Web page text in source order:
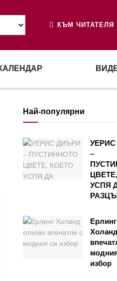
КЪМ ЧИТАТЕЛЯ
Най-популярни
–
УСПЯ
Ерлинг
избор